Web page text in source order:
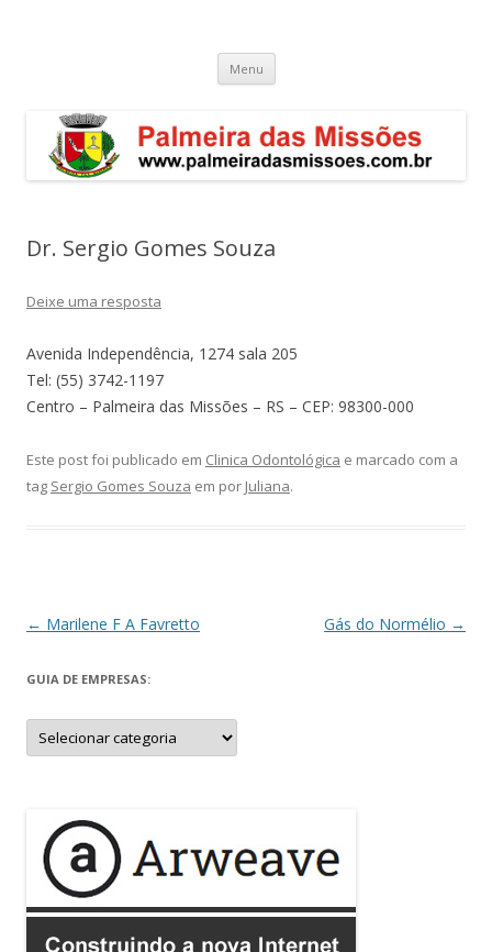
Menu Pular
o
Dr. Sergio Gomes Souza
Deixe uma resposta
Avenida Independência, 1274 sala 205
Tel: (55) 3742-1197
Centro – Palmeira das Missões – RS – CEP: 98300-000
Este post foi publicado em Clinica Odontológica e marcado com a
tag Sergio Gomes Souza em por Juliana.
Navegação
posts
← Marilene F A Favretto Gás do Normélio →
GUIA DE EMPRESAS:
Guia
de
Empresas: